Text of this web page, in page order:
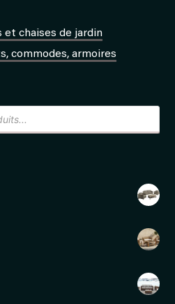
et chaises de jardin
commodes, armoires